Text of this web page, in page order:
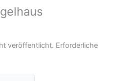
veröffentlicht. Erforderliche